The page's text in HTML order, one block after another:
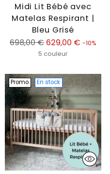
Midi Lit Bébé avec
Matelas Respirant |
Bleu Grisé
Prix
698,00 € 629,00 € -10%
5 couleur
Promo En stock